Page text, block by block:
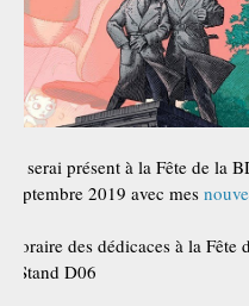
Je serai présent à la Fête de la
septembre 2019 avec mes
Horaire des dédicaces à la
- Stand D06